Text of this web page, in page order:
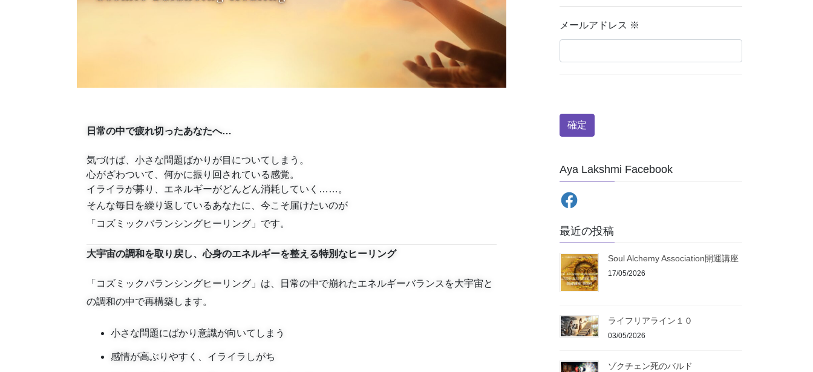
日常の中で疲れ切ったあなたへ…
気づけば、小さな問題ばかりが目についてしまう。
心がざわついて、何かに振り回されている感覚。
イライラが募り、エネルギーがどんどん消耗していく……。
そんな毎日を繰り返しているあなたに、今こそ届けたいのが
「コズミックバランシングヒーリング」です。
大宇宙の調和を取り戻し、心身のエネルギーを整える特別なヒーリング
「コズミックバランシングヒーリング」は、日常の中で崩れたエネルギーバランスを大宇宙と
の調和の中で再構築します。
小さな問題にばかり意識が向いてしまう
感情が高ぶりやすく、イライラしがち
メールアドレス ※
Aya Lakshmi Facebook
最近の投稿
Soul Alchemy Association開運講座
17/05/2026
ライフリアライン１０
03/05/2026
ゾクチェン死のバルド